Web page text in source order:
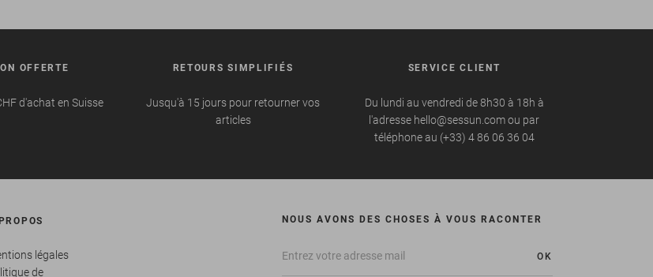
OFFERTE
d'achat en Suisse
RETOURS SIMPLIFIÉS
Jusqu'à 15 jours pour retourner vos
articles
SERVICE CLIENT
Du lundi au vendredi de 8h30 à 18h à
l'adresse hello@sessun.com ou par
téléphone au (+33) 4 86 06 36 04
légales
de
NOUS AVONS DES CHOSES À VOUS RACONTER
OK